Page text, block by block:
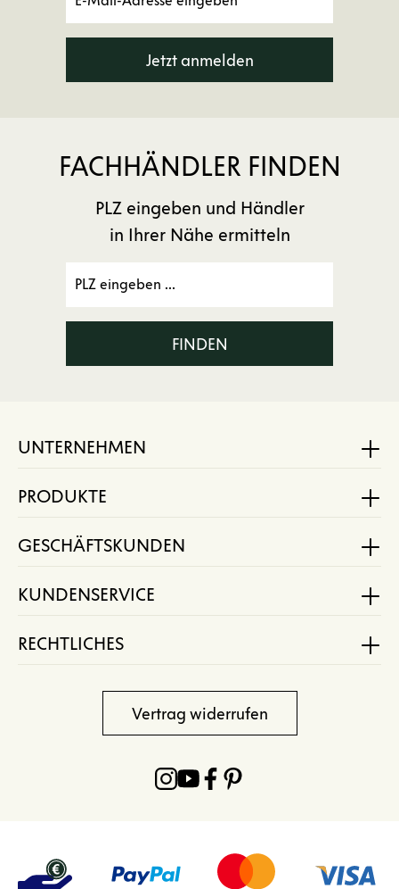
Jetzt anmelden
FACHHÄNDLER FINDEN
PLZ eingeben und Händler
in Ihrer Nähe ermitteln
FINDEN
UNTERNEHMEN
PRODUKTE
GESCHÄFTSKUNDEN
KUNDENSERVICE
RECHTLICHES
Vertrag widerrufen